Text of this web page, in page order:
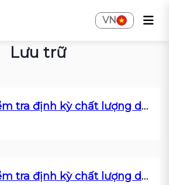
VN
Lưu trữ
Kết quả tự kiểm tra định kỳ chất lượng dịch vụ Q3.2019
Kết quả tự kiểm tra định kỳ chất lượng dịch vụ Q2.2019